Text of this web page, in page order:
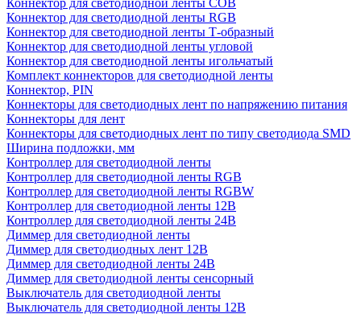
Коннектор для светодиодной ленты COB
Коннектор для светодиодной ленты RGB
Коннектор для светодиодной ленты Т-образный
Коннектор для светодиодной ленты угловой
Коннектор для светодиодной ленты игольчатый
Комплект коннекторов для светодиодной ленты
Коннектор, PIN
Коннекторы для светодиодных лент по напряжению питания
Коннекторы для лент
Коннекторы для светодиодных лент по типу светодиода SMD
Ширина подложки, мм
Контроллер для светодиодной ленты
Контроллер для светодиодной ленты RGB
Контроллер для светодиодной ленты RGBW
Контроллер для светодиодной ленты 12В
Контроллер для светодиодной ленты 24В
Диммер для светодиодной ленты
Диммер для светодиодных лент 12В
Диммер для светодиодной ленты 24В
Диммер для светодиодной ленты сенсорный
Выключатель для светодиодной ленты
Выключатель для светодиодной ленты 12В